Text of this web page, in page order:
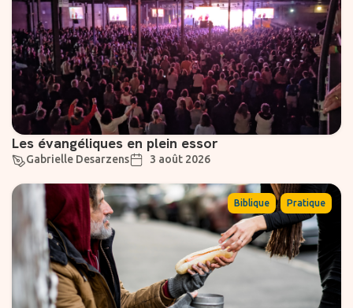
Les évangéliques en plein essor
Gabrielle Desarzens 3 août 2026
Biblique , Pratique